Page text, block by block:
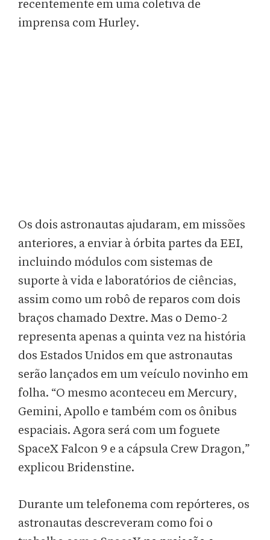
recentemente em uma coletiva de
imprensa com Hurley.
Os dois astronautas ajudaram, em missões
anteriores, a enviar à órbita partes da EEI,
incluindo módulos com sistemas de
suporte à vida e laboratórios de ciências,
assim como um robô de reparos com dois
braços chamado Dextre. Mas o Demo-2
representa apenas a quinta vez na história
dos Estados Unidos em que astronautas
serão lançados em um veículo novinho em
folha. “O mesmo aconteceu em Mercury,
Gemini, Apollo e também com os ônibus
espaciais. Agora será com um foguete
SpaceX Falcon 9 e a cápsula Crew Dragon,”
explicou Bridenstine.
Durante um telefonema com repórteres, os
astronautas descreveram como foi o